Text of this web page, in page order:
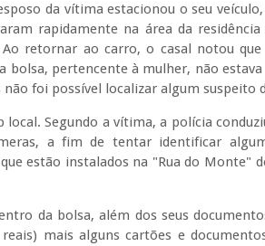
da vítima estacionou o seu
rapidamente na área da
retornar ao carro, o casal notou
bolsa, pertencente à mulher, não
não foi possível localizar algum suspeito
Segundo a vítima, a polícia
a fim de tentar identificar
estão instalados na "Rua do Monte"
da bolsa, além dos seus
reais) mais alguns cartões e